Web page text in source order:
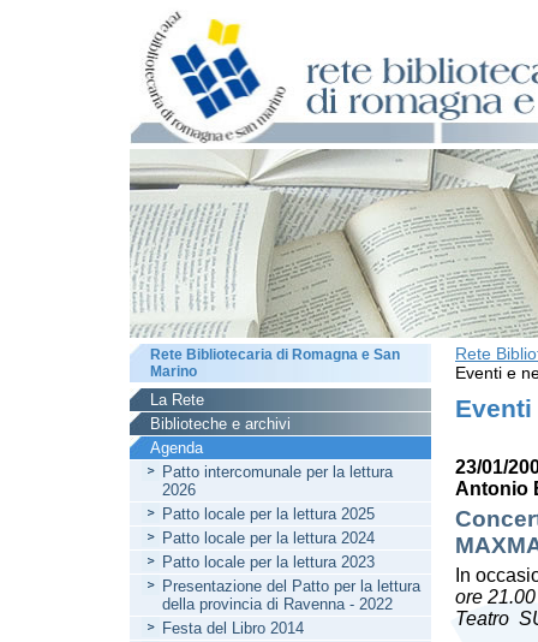
Rete
Eventi e
Eventi
23/01/
Antonio
In
ore 21.00
Teatro
Rete Bibliotecaria di Romagna e San
Marino
La Rete
Biblioteche e archivi
Agenda
Patto intercomunale per la lettura
2026
Patto locale per la lettura 2025
Patto locale per la lettura 2024
Patto locale per la lettura 2023
Presentazione del Patto per la lettura
della provincia di Ravenna - 2022
Festa del Libro 2014